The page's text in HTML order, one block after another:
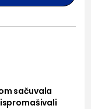
sačuvala